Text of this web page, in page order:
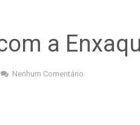
a
Nenhum Comentário